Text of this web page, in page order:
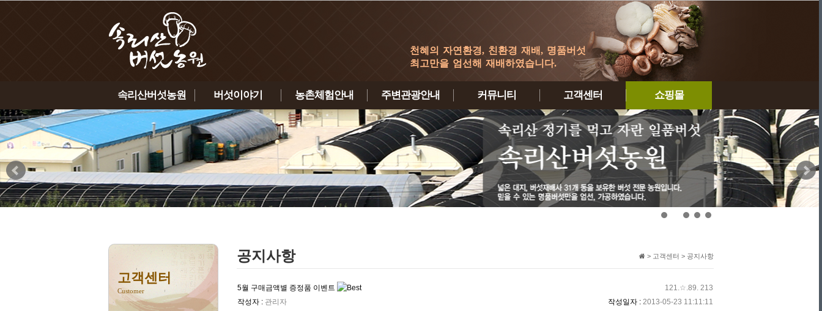
천혜의 자연환경, 친환경 재배, 명품버섯
최고만을 엄선해 재배하였습니다.
속리산버섯농원
농원소개
연혁
인증현황
찾아오시는 길
버섯이야기
노루궁뎅이버섯
녹각영지버섯
상황버섯
금이버섯
농촌체험안내
체험안내
체험신청하기
주변관광안내
체험형관광
테마별관광
삼림욕관광
보은특산물
커뮤니티
농원갤러리
이용후기
고객센터
공지사항
자주묻는질문
1:1고객게시판
제휴문의
견적문의
쇼핑몰
고객센터
Customer
공지사항 > 고객센터 > 공지사항
5월 구매금액별 증정품 이벤트
121.☆.89. 213
작성자 : 관리자 작성일자 : 2013-05-23 11:11:11